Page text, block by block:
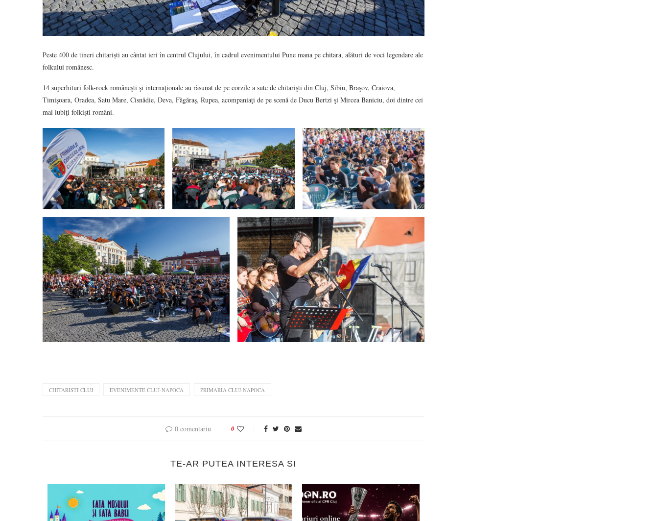
Peste 400 de tineri chitariști au cântat ieri în centrul Clujului, în cadrul evenimentului Pune mana pe chitara, alături de voci legendare ale
folkului românesc.
14 superhituri folk-rock româneşti şi internaţionale au răsunat de pe corzile a sute de chitarişti din Cluj, Sibiu, Braşov, Craiova,
Timişoara, Oradea, Satu Mare, Cisnădie, Deva, Făgăraş, Rupea, acompaniaţi de pe scenă de Ducu Bertzi şi Mircea Baniciu, doi dintre cei
mai iubiţi folkişti români.
CHITARISTI CLUJ EVENIMENTE CLUJ-NAPOCA PRIMARIA CLUJ-NAPOCA
0 comentariu 0
TE-AR PUTEA INTERESA SI